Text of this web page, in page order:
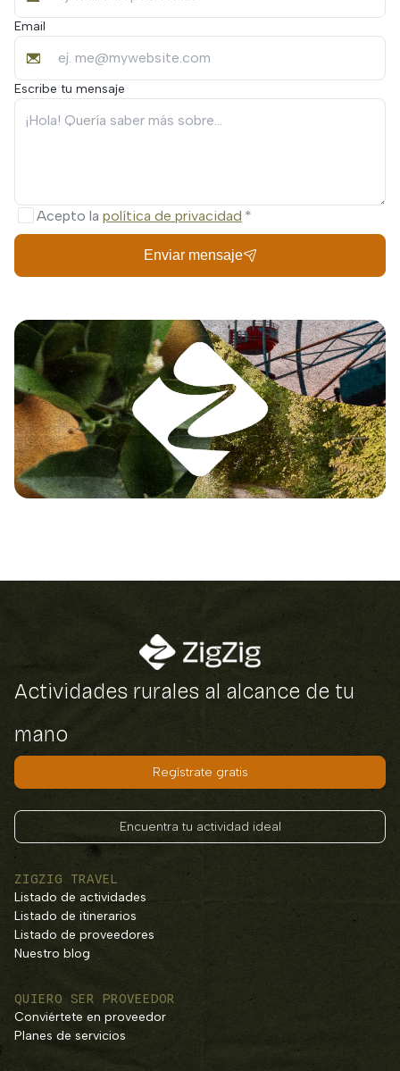
Email
Escribe tu mensaje
Acepto la política de privacidad
Enviar mensaje
Actividades rurales al alcance de tu
mano
Regístrate gratis
Encuentra tu actividad ideal
ZIGZIG TRAVEL
Listado de actividades
Listado de itinerarios
Listado de proveedores
Nuestro blog
QUIERO SER PROVEEDOR
Conviértete en proveedor
Planes de servicios